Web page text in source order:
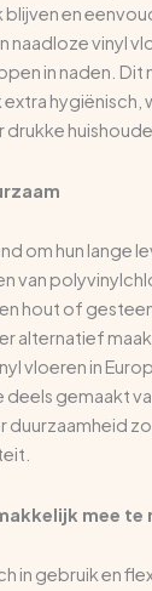
en
naadloze vinyl
in naden. Dit
hygiënisch,
om hun lange
van
hout of
alternatief
vloeren in
deels gemaakt
duurzaamheid
mee te
in gebruik en